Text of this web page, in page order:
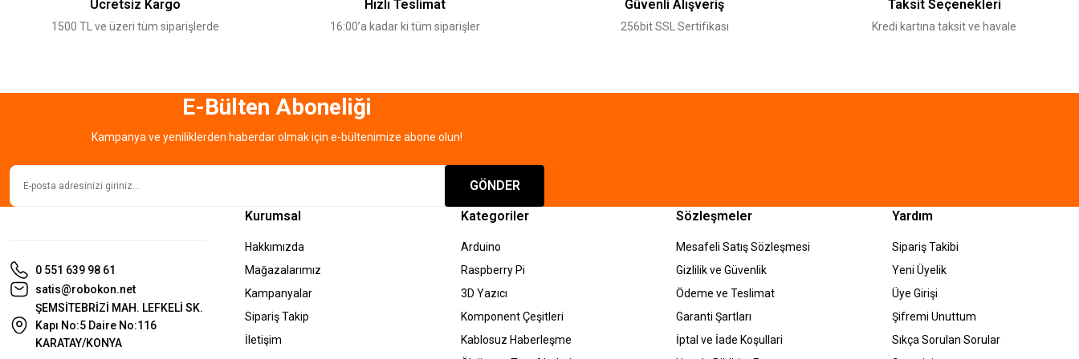
Ürün bilgilerinde hatalar bulunuyor.
Ücretsiz Kargo
1500 TL ve üzeri tüm siparişlerde
Hızlı Teslimat
16:00’a kadar ki tüm siparişler
Güvenli Alışveriş
256bit SSL Sertifikası
Taksit Seçenekleri
Kredi kartına taksit ve havale
E-Bülten Aboneliği
Kampanya ve yeniliklerden haberdar olmak için e-bültenimize abone olun!
GÖNDER
0 551 639 98 61
satis@robokon.net
ŞEMSİTEBRİZİ MAH. LEFKELİ SK.
Kapı No:5 Daire No:116
KARATAY/KONYA
Kurumsal
Hakkımızda
Mağazalarımız
Kampanyalar
Sipariş Takip
İletişim
Kategoriler
Arduino
Raspberry Pi
3D Yazıcı
Komponent Çeşitleri
Kablosuz Haberleşme
Sözleşmeler
Mesafeli Satış Sözleşmesi
Gizlilik ve Güvenlik
Ödeme ve Teslimat
Garanti Şartları
İptal ve İade Koşullari
Yardım
Sipariş Takibi
Yeni Üyelik
Üye Girişi
Şifremi Unuttum
Sıkça Sorulan Sorular